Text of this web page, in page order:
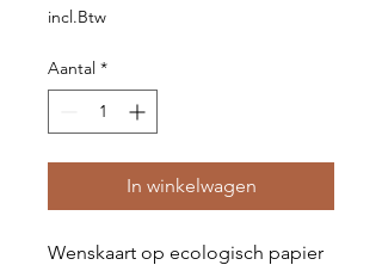
incl.Btw
Aantal *
In winkelwagen
Wenskaart op ecologisch papier